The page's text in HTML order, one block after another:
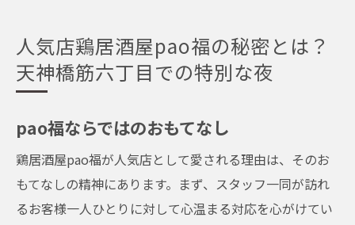
人気店鶏居酒屋pao福の秘密とは？
天神橋筋六丁目での特別な夜
pao福ならではのおもてなし
鶏居酒屋pao福が人気店として愛される理由は、そのお
もてなしの精神にあります。まず、スタッフ一同が訪れ
るお客様一人ひとりに対して心温まる対応を心がけてい